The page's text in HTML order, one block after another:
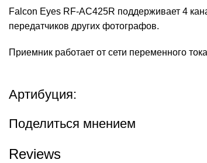
Falcon Eyes RF-AC425R поддерживает 4
передатчиков других фотографов.
Приемник работает от сети переменного
Артибуция:
Поделиться мнением
Reviews